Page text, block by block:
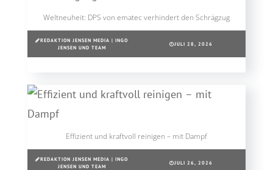
Weltneuheit: DPS von ematec verhindert den Schrägzug
REDAKTION JENSEN MEDIA | INGO
JENSEN UND TEAM
JULI 28, 2026
Effizient und kraftvoll reinigen – mit Dampf
REDAKTION JENSEN MEDIA | INGO
JENSEN UND TEAM
JULI 26, 2026